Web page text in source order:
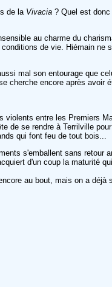
de la Vivacia ? Quel est
au charme du
de vie. Hiémain ne
mal son entourage que
se cherche encore après avoir
entre les Premiers
de se rendre à Terrilville
qui font feu de tout bois...
s'emballent sans retour
d'un coup la maturité
au bout, mais on a